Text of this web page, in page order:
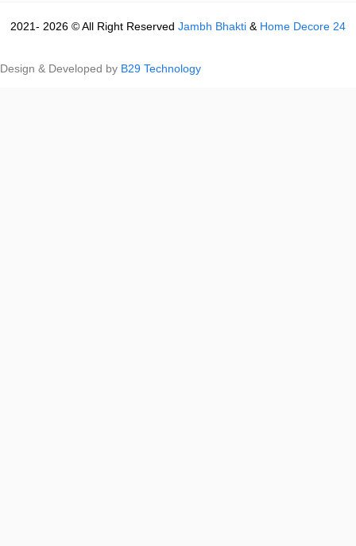
2021- 2026 © All Right Reserved Jambh Bhakti & Home Decore 24
Design & Developed by B29 Technology